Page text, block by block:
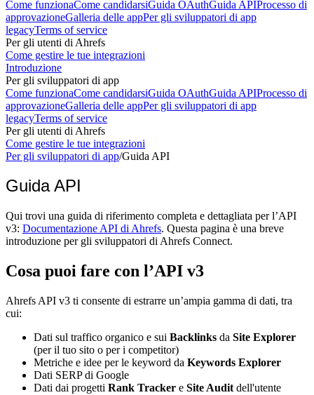
Come funzionaCome candidarsiGuida OAuthGuida APIProcesso di
approvazioneGalleria delle appPer gli sviluppatori di app
legacyTerms of service
Per gli utenti di Ahrefs
Come gestire le tue integrazioni
Introduzione
Per gli sviluppatori di app
Come funzionaCome candidarsiGuida OAuthGuida APIProcesso di
approvazioneGalleria delle appPer gli sviluppatori di app
legacyTerms of service
Per gli utenti di Ahrefs
Come gestire le tue integrazioni
Per gli sviluppatori di app/Guida API
Guida API
Qui trovi una guida di riferimento completa e dettagliata per l’API
v3: Documentazione API di Ahrefs. Questa pagina è una breve
introduzione per gli sviluppatori di Ahrefs Connect.
Cosa puoi fare con l’API v3
Ahrefs API v3 ti consente di estrarre un’ampia gamma di dati, tra
cui:
Dati sul traffico organico e sui Backlinks da Site Explorer
(per il tuo sito o per i competitor)
Metriche e idee per le keyword da Keywords Explorer
Dati SERP di Google
Dati dai progetti Rank Tracker e Site Audit dell'utente